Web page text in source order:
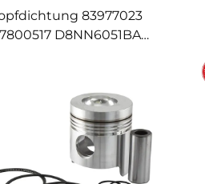
83977023
D8NN6051BA
F1NN6051BA für
New Holland 5110 5610
6410 6610 6710 Motor